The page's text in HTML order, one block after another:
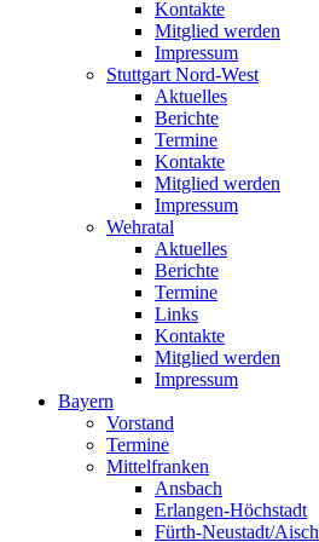
Kontakte
Mitglied werden
Impressum
Stuttgart Nord-West
Aktuelles
Berichte
Termine
Kontakte
Mitglied werden
Impressum
Wehratal
Aktuelles
Berichte
Termine
Links
Kontakte
Mitglied werden
Impressum
Bayern
Vorstand
Termine
Mittelfranken
Ansbach
Erlangen-Höchstadt
Fürth-Neustadt/Aisch